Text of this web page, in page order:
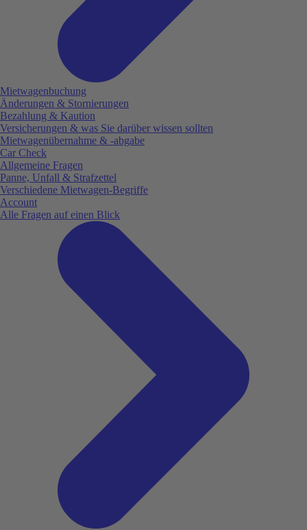
Mietwagenbuchung
Änderungen & Stornierungen
Bezahlung & Kaution
Versicherungen & was Sie darüber wissen sollten
Mietwagenübernahme & -abgabe
Car Check
Allgemeine Fragen
Panne, Unfall & Strafzettel
Verschiedene Mietwagen-Begriffe
Account
Alle Fragen auf einen Blick